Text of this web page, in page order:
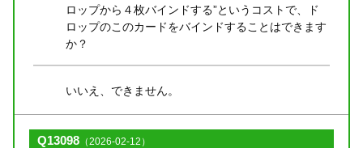
ロップから４枚バインドする”というコストで、ド
ロップのこのカードをバインドすることはできます
か？
いいえ、できません。
Q13098 （2026-02-12）